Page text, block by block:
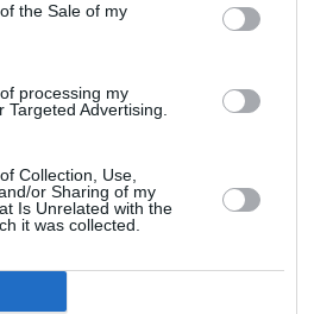
the Sale of my
processing my
Targeted Advertising.
Collection, Use,
or Sharing of my
Is Unrelated with the
it was collected.